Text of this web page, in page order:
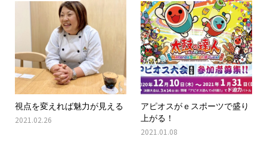
視点を変えれば魅力が見える
2021.02.26
アピオスがｅスポーツで盛り
上がる！
2021.01.08